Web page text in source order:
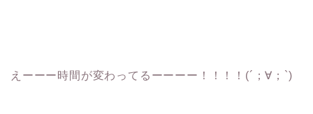
えーーー時間が変わってるーーーー！！！！(´；∀；`)